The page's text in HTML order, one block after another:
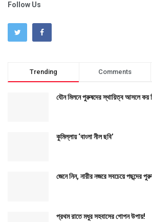
Follow Us
Trending Comments
যৌন মিলনে পুরুষদের স্থায়িত্ব আসলে কয়
কুমিল্লায় ‘বাংলা নীল ছবি’
জেনে নিন, নারীর নজরে সবচেয়ে পছন্দের
প্রথম রাতে মধুর সহবাসের গোপন উপায়!